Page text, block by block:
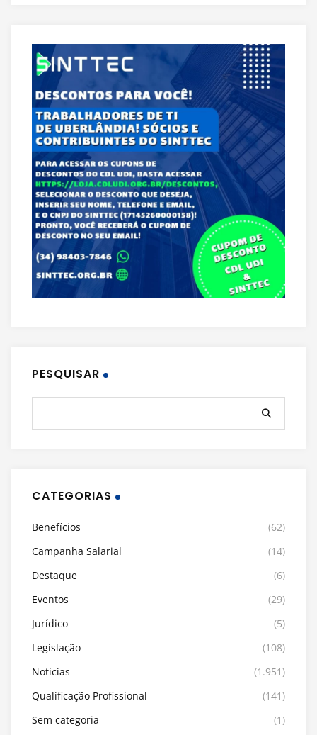
PESQUISAR
CATEGORIAS
Benefícios
(62)
Campanha Salarial
(14)
Destaque
(6)
Eventos
(29)
Jurídico
(5)
Legislação
(108)
Notícias
(1.951)
Qualificação Profissional
(141)
Sem categoria
(1)